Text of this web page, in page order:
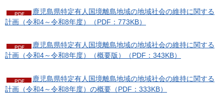
鹿児島県特定有人国境離島地域の地域社会の維持に関する
計画（令和4～令和8年度）（PDF：773KB）
鹿児島県特定有人国境離島地域の地域社会の維持に関する
計画（令和4～令和8年度）（概要版）（PDF：343KB）
鹿児島県特定有人国境離島地域の地域社会の維持に関する
計画（令和4～令和8年度）の概要（PDF：333KB）